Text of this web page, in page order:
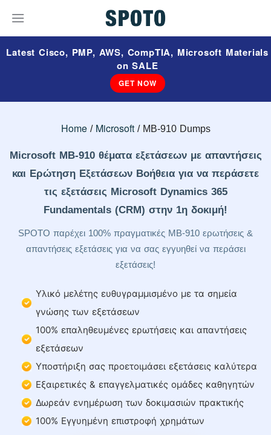
Latest Cisco, PMP, AWS, CompTIA, Microsoft Materials
on SALE
GET NOW
Home Microsoft MB-910 Dumps
Microsoft MB-910 θέματα εξετάσεων με απαντήσεις
και Ερώτηση Εξετάσεων Βοήθεια για να περάσετε
τις εξετάσεις Microsoft Dynamics 365
Fundamentals (CRM) στην 1η δοκιμή!
SPOTO παρέχει 100% πραγματικές MB-910 ερωτήσεις &
απαντήσεις εξετάσεις για να σας εγγυηθεί να περάσει
εξετάσεις!
Υλικό μελέτης ευθυγραμμισμένο με τα σημεία
γνώσης των εξετάσεων
100% επαληθευμένες ερωτήσεις και απαντήσεις
εξετάσεων
Υποστήριξη σας προετοιμάσει εξετάσεις καλύτερα
Εξαιρετικές & επαγγελματικές ομάδες καθηγητών
Δωρεάν ενημέρωση των δοκιμασιών πρακτικής
100% Εγγυημένη επιστροφή χρημάτων